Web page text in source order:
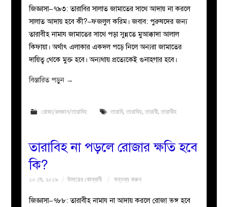
জিজ্ঞাসা–৭৯৩: তারাবির সালাত জামাতের সাথে আদায় না করলে
সালাত আদায় হবে কী?–ফজলুল করিম। জবাব: পুরুষদের জন্য
তারাবীহ নামায জামাতের সাথে পড়া সুন্নতে মুআক্কাদা আলাল
কিফায়া। অর্থাৎ এলাকার একদল পড়ে নিলে অন্যরা জামাতের
দায়িত্ব থেকে মুক্ত হবে। অন্যথায় প্রত্যেকেই গুনাহগার হবে।
বিস্তারিত পড়ুন →
রোজা/রমজান/তারাবিহ তারাবি, তারাবিহ, তারাবী, তারাবীহ
তারাবিহ না পড়লে রোজার ক্ষতি হবে
কি?
১০ মে, ২০১৯ উমায়ের কোব্বাদী মন্তব্য করুন
জিজ্ঞাসা–৭৮৮: তারাবীহ নামায না আদায় করলে রোজা ভঙ্গ হবে